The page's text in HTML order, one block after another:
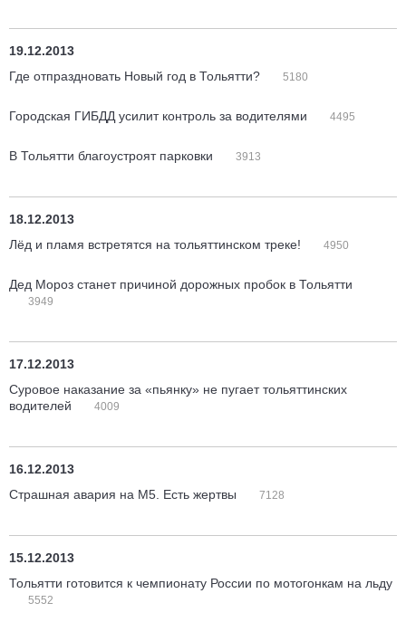
19.12.2013
Где отпраздновать Новый год в Тольятти?
5180
Городская ГИБДД усилит контроль за водителями 4495
В Тольятти благоустроят парковки 3913
18.12.2013
Лёд и пламя встретятся на тольяттинском треке!
4950
Дед Мороз станет причиной дорожных пробок в Тольятти
3949
17.12.2013
Суровое наказание за «пьянку» не пугает тольяттинских
водителей
4009
16.12.2013
Страшная авария на М5. Есть жертвы
7128
15.12.2013
Тольятти готовится к чемпионату России по мотогонкам на льду
5552